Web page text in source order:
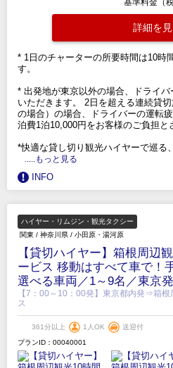
基準料金（税
詳細を
* 1日のチャーターの所要時間は10時
す。
* 出発地が東京以外の場合、ドライ
いただきます。 2日を超える連続貸
の場合）の場合、ドライバーの運転
泊費1泊10,000円をお客様のご負担と
*快適な貸し切り観光ハイヤーで巡る
.....もっと見る
INFO
ハイヤー・リムジン・観光タクシー
関東 / 神奈川県 / 小田原・湯河原
【貸切ハイヤー】箱根周辺
ービス 移動はすべて車で！
選べる車両／1～9名／東京
【7：00～10：00発】東京都内発⇒箱
ス
361分以上 1人OK
送迎付
プランID：00040001